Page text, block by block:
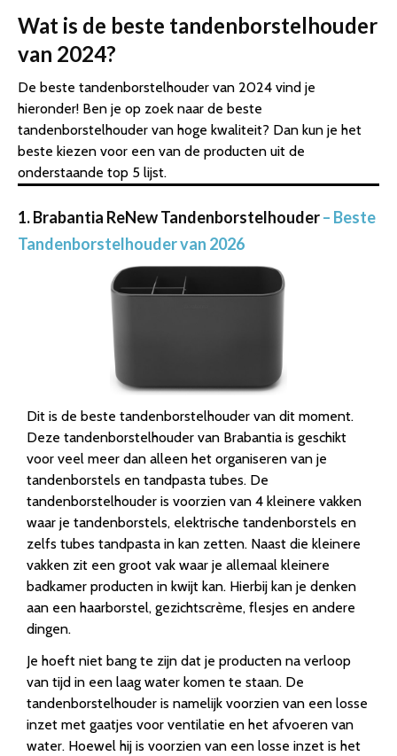
Wat is de beste tandenborstelhouder
van 2024?
De beste tandenborstelhouder van 2024 vind je
hieronder! Ben je op zoek naar de beste
tandenborstelhouder van hoge kwaliteit? Dan kun je het
beste kiezen voor een van de producten uit de
onderstaande top 5 lijst.
1. Brabantia ReNew Tandenborstelhouder– Beste
Tandenborstelhouder van 2026
Dit is de beste tandenborstelhouder van dit moment.
Deze tandenborstelhouder van Brabantia is geschikt
voor veel meer dan alleen het organiseren van je
tandenborstels en tandpasta tubes. De
tandenborstelhouder is voorzien van 4 kleinere vakken
waar je tandenborstels, elektrische tandenborstels en
zelfs tubes tandpasta in kan zetten. Naast die kleinere
vakken zit een groot vak waar je allemaal kleinere
badkamer producten in kwijt kan. Hierbij kan je denken
aan een haarborstel, gezichtscrème, flesjes en andere
dingen.
Je hoeft niet bang te zijn dat je producten na verloop
van tijd in een laag water komen te staan. De
tandenborstelhouder is namelijk voorzien van een losse
inzet met gaatjes voor ventilatie en het afvoeren van
water. Hoewel hij is voorzien van een losse inzet is het